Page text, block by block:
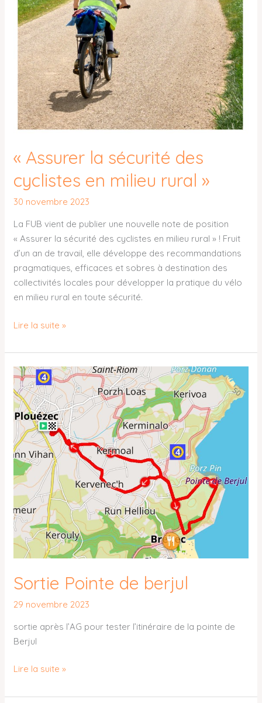
« Assurer la sécurité des
cyclistes en milieu rural »
30 novembre 2023
La FUB vient de publier une nouvelle note de position
« Assurer la sécurité des cyclistes en milieu rural » ! Fruit
d’un an de travail, elle développe des recommandations
pragmatiques, efficaces et sobres à destination des
collectivités locales pour développer la pratique du vélo
en milieu rural en toute sécurité.
Lire la suite »
Sortie Pointe de berjul
29 novembre 2023
sortie après l’AG pour tester l’itinéraire de la pointe de
Berjul
Sortie
Pointe
de
berjul
Lire la suite »